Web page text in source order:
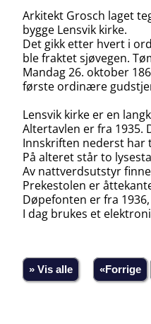
Arkitekt Grosch laget
bygge Lensvik kirke.
Det gikk etter hvert i
ble fraktet sjøvegen.
Mandag 26. oktober
første ordinære
Lensvik kirke er en
Altertavlen er fra 1935.
Innskriften nederst har
På alteret står to
Av nattverdsutstyr
Prekestolen er
Døpefonten er fra
I dag brukes et
» Vis alle «Forrige